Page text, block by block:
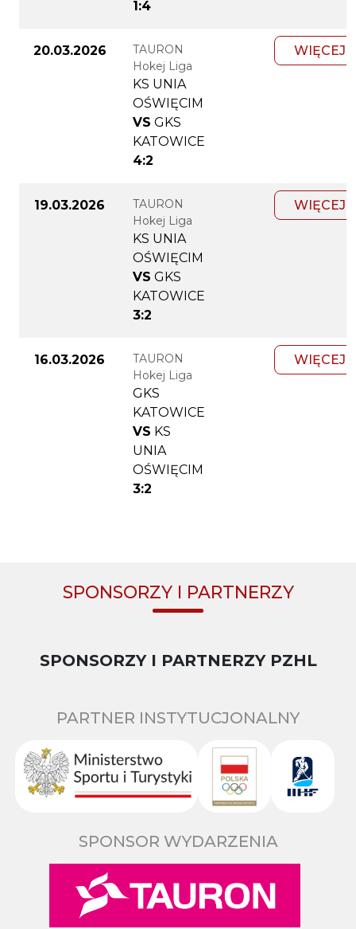
1:4
20.03.2026
TAURON
Hokej Liga
KS UNIA
OŚWIĘCIM
VS GKS
KATOWICE
4:2
WIĘCEJ
19.03.2026
TAURON
Hokej Liga
KS UNIA
OŚWIĘCIM
VS GKS
KATOWICE
3:2
WIĘCEJ
16.03.2026
TAURON
Hokej Liga
GKS
KATOWICE
VS KS
UNIA
OŚWIĘCIM
3:2
WIĘCEJ
SPONSORZY I PARTNERZY
SPONSORZY I PARTNERZY PZHL
PARTNER INSTYTUCJONALNY
SPONSOR WYDARZENIA